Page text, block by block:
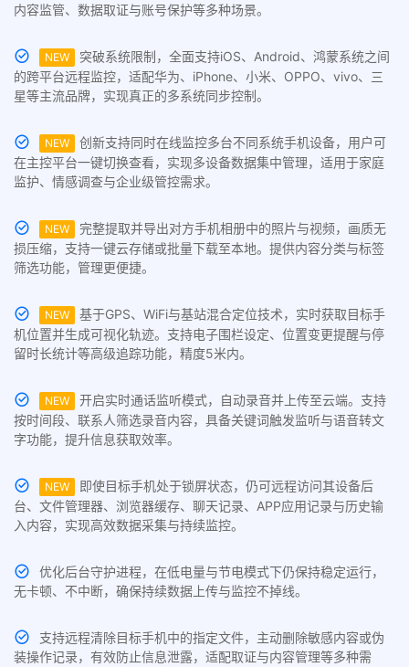
内容监管、数据取证与账号保护等多种场景。
NEW
突破系统限制，全面支持iOS、Android、鸿蒙系统之间
的跨平台远程监控，适配华为、iPhone、小米、OPPO、vivo、三
星等主流品牌，实现真正的多系统同步控制。
NEW
创新支持同时在线监控多台不同系统手机设备，用户可
在主控平台一键切换查看，实现多设备数据集中管理，适用于家庭
监护、情感调查与企业级管控需求。
NEW
完整提取并导出对方手机相册中的照片与视频，画质无
损压缩，支持一键云存储或批量下载至本地。提供内容分类与标签
筛选功能，管理更便捷。
NEW
基于GPS、WiFi与基站混合定位技术，实时获取目标手
机位置并生成可视化轨迹。支持电子围栏设定、位置变更提醒与停
留时长统计等高级追踪功能，精度5米内。
NEW
开启实时通话监听模式，自动录音并上传至云端。支持
按时间段、联系人筛选录音内容，具备关键词触发监听与语音转文
字功能，提升信息获取效率。
NEW
即使目标手机处于锁屏状态，仍可远程访问其设备后
台、文件管理器、浏览器缓存、聊天记录、APP应用记录与历史输
入内容，实现高效数据采集与持续监控。
优化后台守护进程，在低电量与节电模式下仍保持稳定运行，
无卡顿、不中断，确保持续数据上传与监控不掉线。
支持远程清除目标手机中的指定文件，主动删除敏感内容或伪
装操作记录，有效防止信息泄露，适配取证与内容管理等多种需